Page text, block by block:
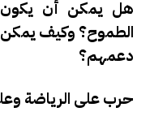
هل يمكن أن يكون
الطموح؟ وكيف يمكن
دعمهم؟
حرب على الرياضة